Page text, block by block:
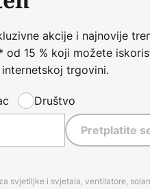
akcije i najnovije
od 15 % koji možete
trgovini.
Društvo
Pretplatite
svjetiljke i svjetala, ventilatore,